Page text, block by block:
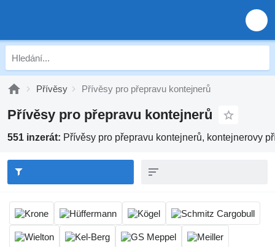
Přívěsy Přívěsy pro přepravu kontejnerů
Přívěsy pro přepravu kontejnerů
551 inzerát: Přívěsy pro přepravu kontejnerů, kontejnerovy